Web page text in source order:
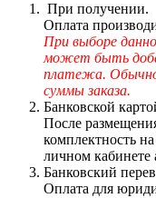
При получении.
Оплата
При выборе
может быть
платежа. Обычно
суммы заказа.
Банковской
После
комплектность
личном кабинете
Банковский
Оплата для